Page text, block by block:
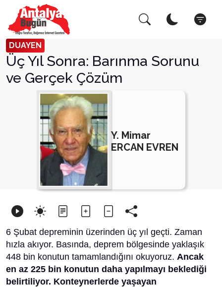
DUAYEN
Üç Yıl Sonra: Barınma Sorunu
ve Gerçek Çözüm
Y. Mimar
ERCAN EVREN
6 Şubat depreminin üzerinden üç yıl geçti. Zaman
hızla akıyor. Basında, deprem bölgesinde yaklaşık
448 bin konutun tamamlandığını okuyoruz. Ancak
en az 225 bin konutun daha yapılmayı beklediği
belirtiliyor. Konteynerlerde yaşayan
Arama Yap! Kapat